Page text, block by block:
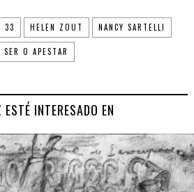
33 HELEN ZOUT NANCY SARTELLI
SER O APESTAR
INTERESADO EN